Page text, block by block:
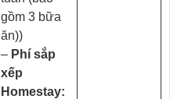
gồm 3 bữa
ăn))
– Phí sắp
xếp
Homestay: